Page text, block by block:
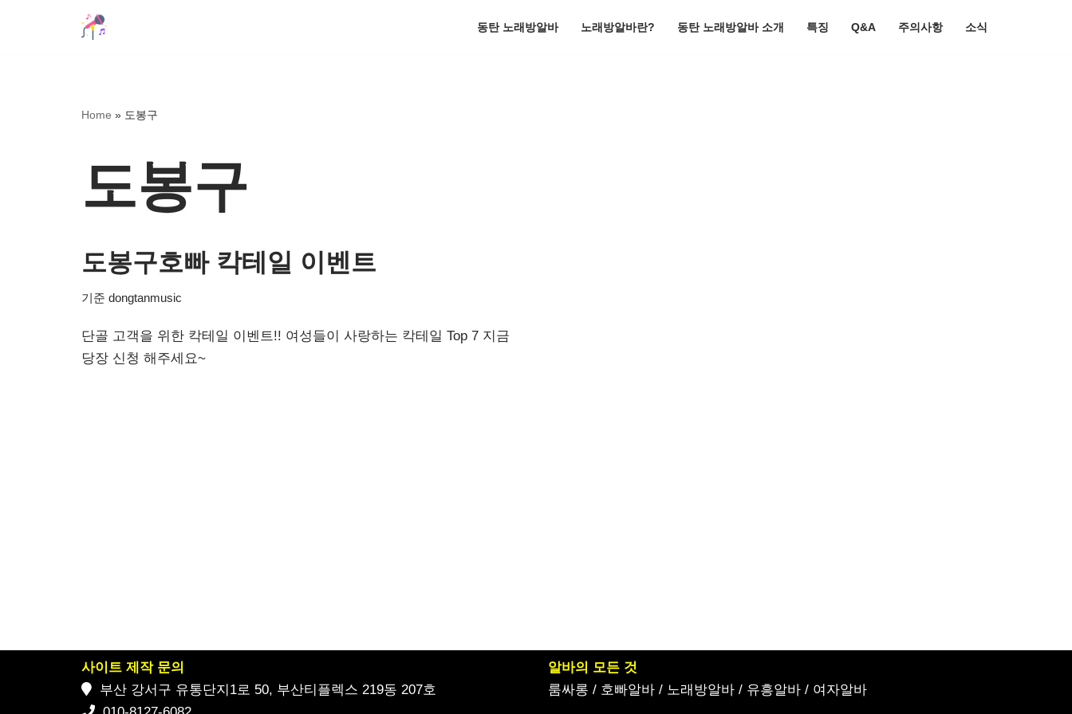
동탄 노래방알바 노래방알바란? 동탄 노래방알바 소개 특징 Q&A 주의사항 소식
Home » 도봉구
도봉구
도봉구호빠 칵테일 이벤트
기준 dongtanmusic
단골 고객을 위한 칵테일 이벤트!! 여성들이 사랑하는 칵테일 Top 7 지금
당장 신청 해주세요~
사이트 제작 문의
부산 강서구 유통단지1로 50, 부산티플렉스 219동 207호
알바의 모든 것
룸싸롱 / 호빠알바 / 노래방알바 / 유흥알바 / 여자알바